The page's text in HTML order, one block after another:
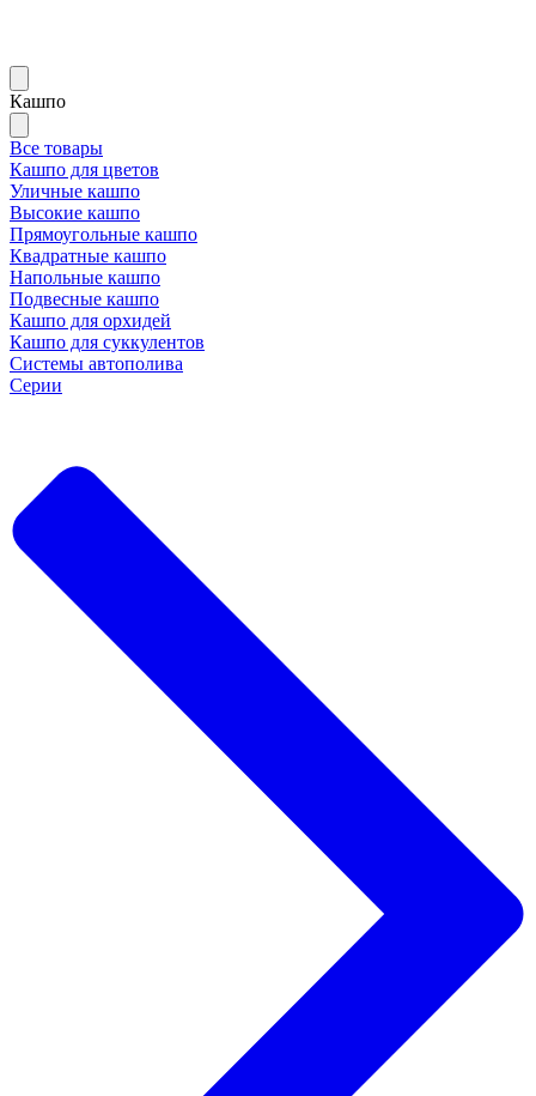
Кашпо
Все товары
Кашпо для цветов
Уличные кашпо
Высокие кашпо
Прямоугольные кашпо
Квадратные кашпо
Напольные кашпо
Подвесные кашпо
Кашпо для орхидей
Кашпо для суккулентов
Системы автополива
Серии